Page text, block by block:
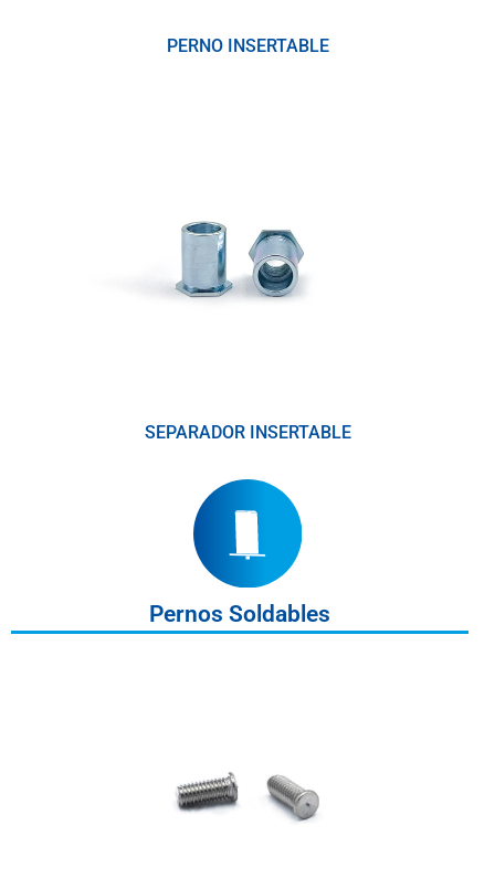
PERNO INSERTABLE
SEPARADOR INSERTABLE
Pernos Soldables